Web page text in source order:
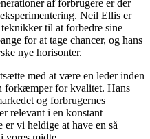
af forbrugere er der
Neil Ellis er
til at forbedre sine
for at tage chancer, og hans
nye horisonter.
med at være en leder inden
forkæmper for kvalitet. Hans
og forbrugernes
relevant i en konstant
vi heldige at have en så